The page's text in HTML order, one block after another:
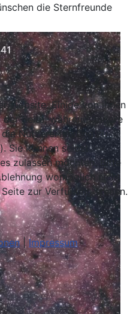
die Sternfreunde
Website. Einige von ihnen
Seite, während andere
Nutzererfahrung zu
Sie können selbst
zulassen möchten. Bitte
womöglich nicht
zur Verfügung stehen.
|Impressum